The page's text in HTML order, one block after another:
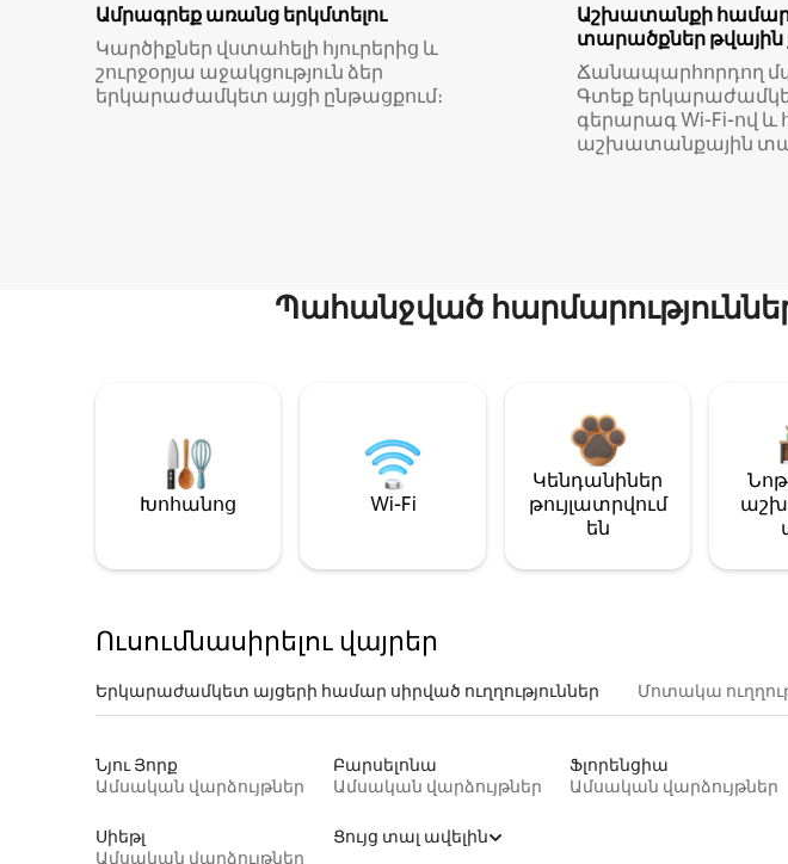
Ամրագրեք առանց երկմտելու
Կարծիքներ վստահելի հյուրերից և
շուրջօրյա աջակցություն ձեր
երկարաժամկետ այցի ընթացքում։
Աշխատանքի
տարածքներ թվային
Ճանապարհորդող
Գտեք
գերարագ Wi-Fi-ով և
աշխատանքային
Պահանջված
Խոհանոց Wi-Fi
Կենդանիներ
թույլատրվում
են
Ուսումնասիրելու վայրեր
Երկարաժամկետ այցերի համար սիրված ուղղություններ Մոտակա
Նյու Յորք
Ամսական վարձույթներ
Բարսելոնա
Ամսական վարձույթներ
Ֆլորենցիա
Ամսական վարձույթներ
Սիեթլ
Ամսական վարձույթներ
Ցույց տալ ավելին